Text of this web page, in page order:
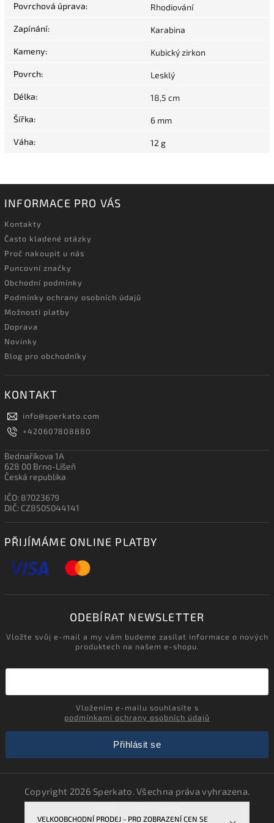
VELKOOBCHODNÍ PRODEJ - PRO ZOBRAZENÍ CEN SE
Povrchová úprava: Rhodiování
Zapínání: Karabina
Kameny: Kubický zirkon
Povrch: Lesklý
Délka: 18,5 cm
Šířka: 6 mm
Váha: 12 g
INFORMACE PRO VÁS
Kontakty
Často kladené otázky
Proč nakoupit u nás
Puncovní značky
Obchodní podmínky
Podmínky ochrany osobních údajů
Možnosti platby
Doprava
Novinky
Blog pro obchodníky
KONTAKT
info@sperkato.com
+420607808880
Bednaříkova 1A
628 00 Brno-Líšeň
Česká republika
IČO: 87023679
DIČ: CZ8505044141
PŘIJÍMÁME ONLINE PLATBY
ODEBÍRAT NEWSLETTER
Vložte svůj e-mail a my vám budeme zasílat informace o nových
produktech na našem e-shopu.
podmínkami ochrany osobních údajů
Přihlásit se
Copyright 2026 Sperkato. Všechna práva vyhrazena.